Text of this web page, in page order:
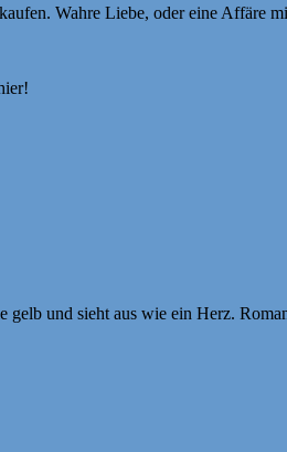
Wahre Liebe, oder eine Affäre
und sieht aus wie ein Herz.